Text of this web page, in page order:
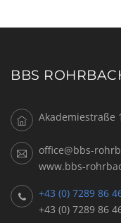
BBS
Akademiestraße
office@bbs-
www.bbs-
+43 (0) 7289 86
+43 (0) 7289 86